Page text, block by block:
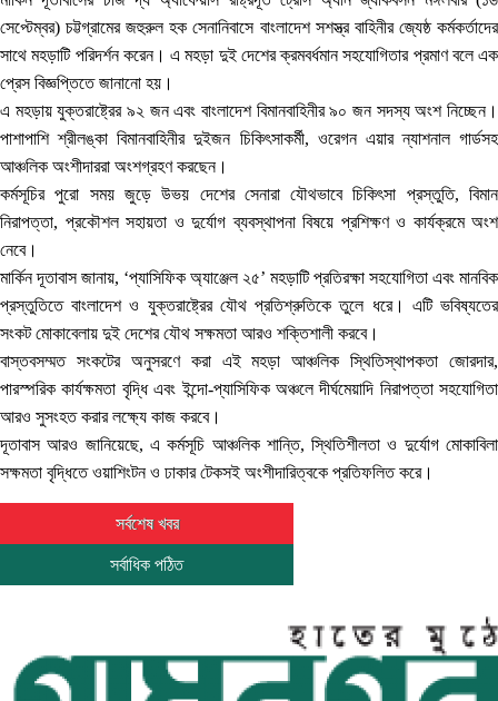
সেপ্টেম্বর) চট্টগ্রামের জহুরুল হক সেনানিবাসে বাংলাদেশ সশস্ত্র বাহিনীর জ্যেষ্ঠ কর্মকর্তাদের
সাথে মহড়াটি পরিদর্শন করেন। এ মহড়া দুই দেশের ক্রমবর্ধমান সহযোগিতার প্রমাণ বলে এক
প্রেস বিজ্ঞপ্তিতে জানানো হয়।
এ মহড়ায় যুক্তরাষ্ট্রের ৯২ জন এবং বাংলাদেশ বিমানবাহিনীর ৯০ জন সদস্য অংশ নিচ্ছেন।
পাশাপাশি শ্রীলঙ্কা বিমানবাহিনীর দুইজন চিকিৎসাকর্মী, ওরেগন এয়ার ন্যাশনাল গার্ডসহ
আঞ্চলিক অংশীদাররা অংশগ্রহণ করছেন।
কর্মসূচির পুরো সময় জুড়ে উভয় দেশের সেনারা যৌথভাবে চিকিৎসা প্রস্তুতি, বিমান
নিরাপত্তা, প্রকৌশল সহায়তা ও দুর্যোগ ব্যবস্থাপনা বিষয়ে প্রশিক্ষণ ও কার্যক্রমে অংশ
নেবে।
মার্কিন দূতাবাস জানায়, ‘প্যাসিফিক অ্যাঞ্জেল ২৫’ মহড়াটি প্রতিরক্ষা সহযোগিতা এবং মানবিক
প্রস্তুতিতে বাংলাদেশ ও যুক্তরাষ্ট্রের যৌথ প্রতিশ্রুতিকে তুলে ধরে। এটি ভবিষ্যতের
সংকট মোকাবেলায় দুই দেশের যৌথ সক্ষমতা আরও শক্তিশালী করবে।
বাস্তবসম্মত সংকটের অনুসরণে করা এই মহড়া আঞ্চলিক স্থিতিস্থাপকতা জোরদার,
পারস্পরিক কার্যক্ষমতা বৃদ্ধি এবং ইন্দো-প্যাসিফিক অঞ্চলে দীর্ঘমেয়াদি নিরাপত্তা সহযোগিতা
আরও সুসংহত করার লক্ষ্যে কাজ করবে।
দূতাবাস আরও জানিয়েছে, এ কর্মসূচি আঞ্চলিক শান্তি, স্থিতিশীলতা ও দুর্যোগ মোকাবিলা
সক্ষমতা বৃদ্ধিতে ওয়াশিংটন ও ঢাকার টেকসই অংশীদারিত্বকে প্রতিফলিত করে।
সর্বশেষ খবর
সর্বাধিক পঠিত